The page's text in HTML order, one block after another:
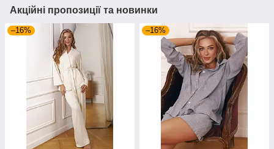
Акційні пропозиції та новинки
–16% –16%